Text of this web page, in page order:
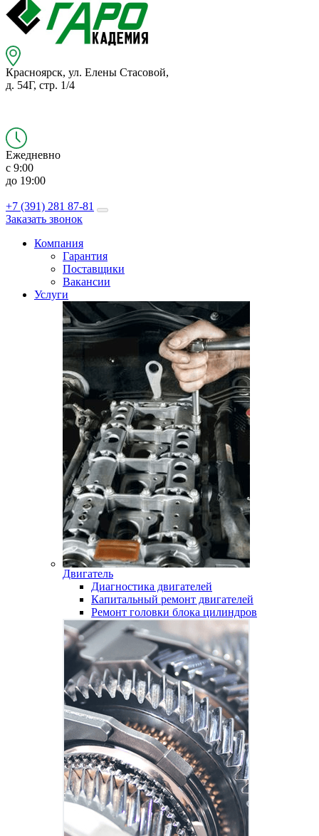
Красноярск, ул. Елены Стасовой,
д. 54Г, стр. 1/4
Ежедневно
с 9:00
до 19:00
+7 (391) 281 87-81
Заказать звонок
Компания
Гарантия
Поставщики
Вакансии
Услуги
Двигатель
Диагностика двигателей
Капитальный ремонт двигателей
Ремонт головки блока цилиндров